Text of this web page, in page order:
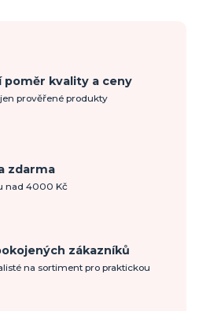
poměr kvality a ceny
prověřené produkty
zdarma
nad 4000 Kč
zákazníků
na sortiment pro praktickou